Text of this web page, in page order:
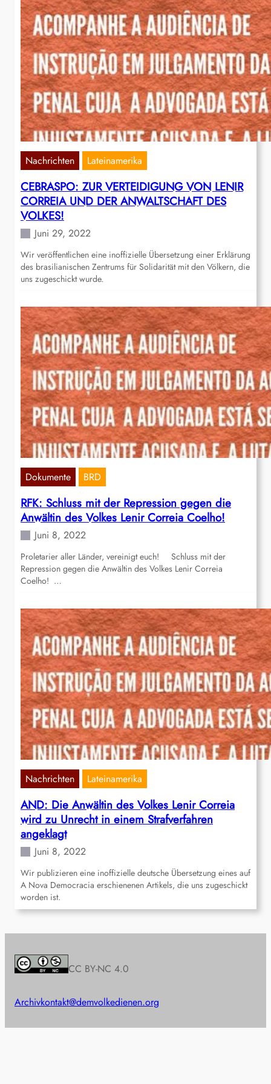
Nachrichten Lateinamerika
CEBRASPO: ZUR VERTEIDIGUNG VON LENIR
CORREIA UND DER ANWALTSCHAFT DES
VOLKES!
Juni 29, 2022
Wir veröffentlichen eine inoffizielle Übersetzung einer Erklärung
des brasilianischen Zentrums für Solidarität mit den Völkern, die
uns zugeschickt wurde.
Dokumente BRD
RFK: Schluss mit der Repression gegen die
Anwältin des Volkes Lenir Correia Coelho!
Juni 8, 2022
Proletarier aller Länder, vereinigt euch! Schluss mit der
Repression gegen die Anwältin des Volkes Lenir Correia
Coelho! …
Nachrichten Lateinamerika
AND: Die Anwältin des Volkes Lenir Correia
wird zu Unrecht in einem Strafverfahren
angeklagt
Juni 8, 2022
Wir publizieren eine inoffizielle deutsche Übersetzung eines auf
A Nova Democracia erschienenen Artikels, die uns zugeschickt
worden ist.
CC BY-NC 4.0
Archivkontakt@demvolkedienen.org